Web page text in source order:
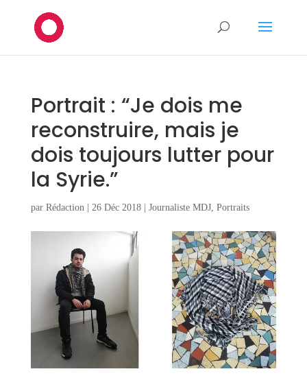
Portrait : “Je dois me
reconstruire, mais je
dois toujours lutter pour
la Syrie.”
par Rédaction| 26 Déc 2018| Journaliste MDJ, Portraits